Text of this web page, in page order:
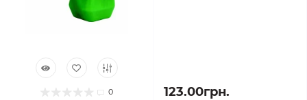
0 123.00грн.